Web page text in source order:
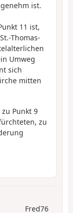
ist.
11 ist,
Thomas-
Umweg
sich
mitten
Punkt 9
zu
Fred76